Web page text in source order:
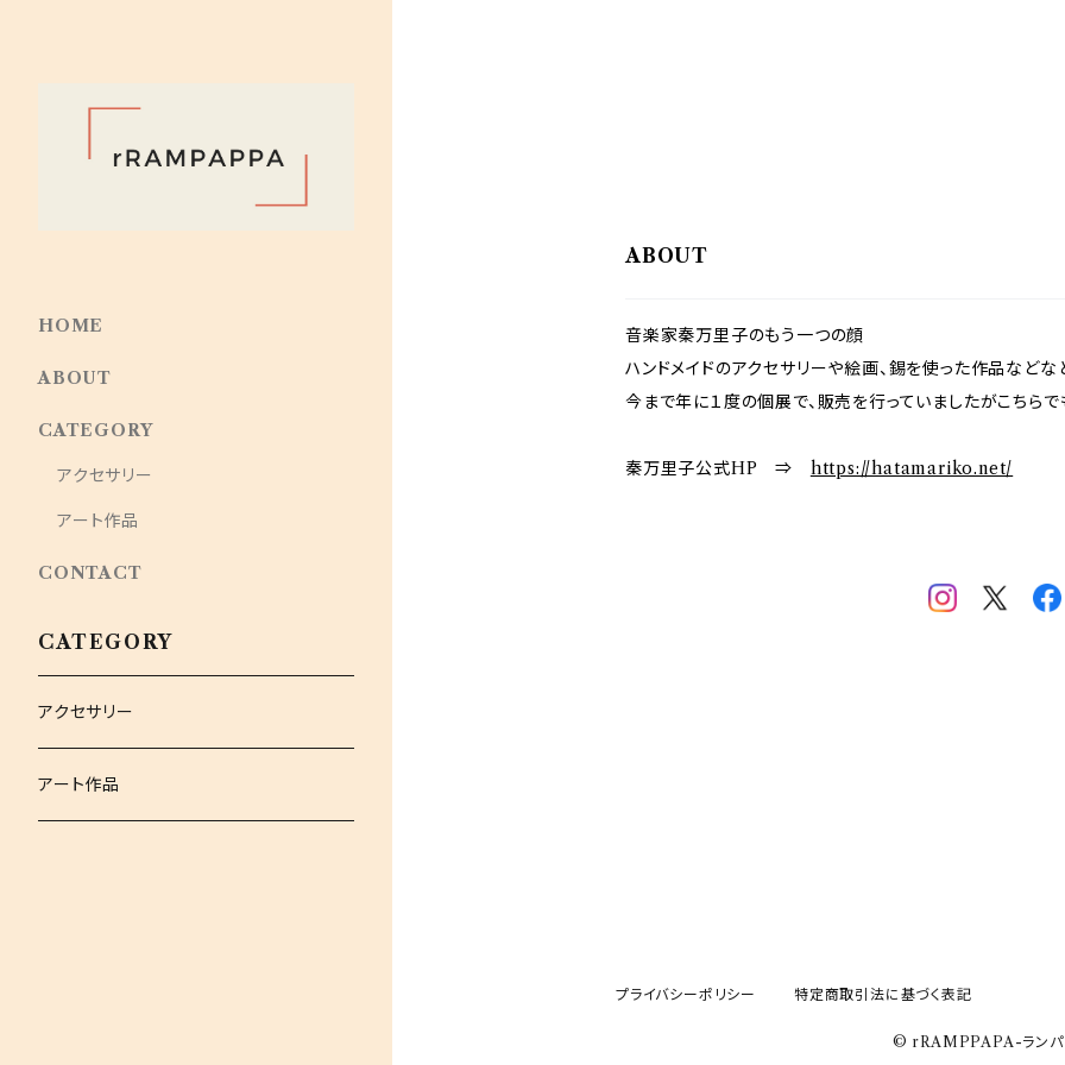
ABOUT
音楽家秦万里子のもう一つの顔
ハンドメイドのアクセサリーや絵画、錫を使った作品などな
今まで年に１度の個展で、販売を行っていましたがこちら
秦万里子公式HP ⇒ https://hatamariko.net/
HOME
ABOUT
CATEGORY
アクセサリー
アート作品
CONTACT
CATEGORY
アクセサリー
アート作品
プライバシーポリシー 特定商取引法に基づく表記
© rRAMPPAPA-ランパ